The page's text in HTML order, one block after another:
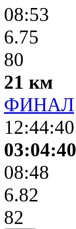
08:53
6.75
80
21 км
ФИНАЛ
12:44:40
03:04:40
08:48
6.82
82